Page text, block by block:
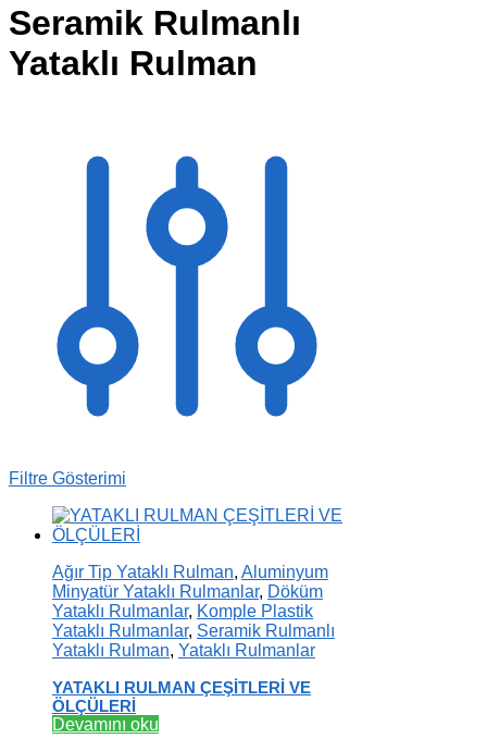
Seramik Rulmanlı
Yataklı Rulman
Filtre Gösterimi
Ağır Tip Yataklı Rulman, Aluminyum
Minyatür Yataklı Rulmanlar, Döküm
Yataklı Rulmanlar, Komple Plastik
Yataklı Rulmanlar, Seramik Rulmanlı
Yataklı Rulman, Yataklı Rulmanlar
YATAKLI RULMAN ÇEŞİTLERİ VE
ÖLÇÜLERİ
Devamını oku